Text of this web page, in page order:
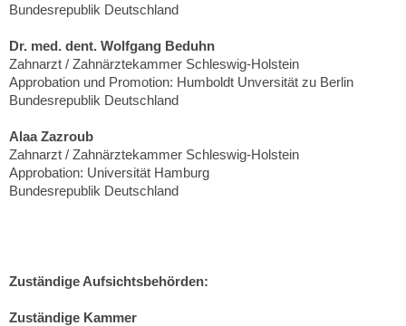
Bundesrepublik Deutschland
Dr. med. dent. Wolfgang Beduhn
Zahnarzt / Zahnärztekammer Schleswig-Holstein
Approbation und Promotion: Humboldt Unversität zu Berlin
Bundesrepublik Deutschland
Alaa Zazroub
Zahnarzt / Zahnärztekammer Schleswig-Holstein
Approbation: Universität Hamburg
Bundesrepublik Deutschland
Zuständige Aufsichtsbehörden:
Zuständige Kammer